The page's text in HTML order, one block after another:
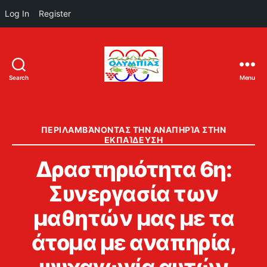
Log In Register
Search Menu
Categories
ΠΕΡΙΛΑΜΒΆΝΟΝΤΑΣ ΤΗΝ ΑΝΑΠΗΡΊΑ ΣΤΗΝ
ΕΚΠΑΊΔΕΥΣΗ
Δραστηριότητα 6η:
Συνεργασία των
μαθητών μας με τα
άτομα με αναπηρία,